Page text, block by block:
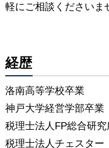
軽にご相談くださいま
経歴
洛南高等学校卒業
神戸大学経営学部卒業
税理士法人FP総合研究
税理士法人チェスター